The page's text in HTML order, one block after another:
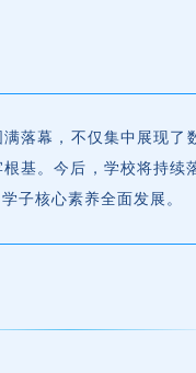
落幕，不仅集中展现
基。今后，学校将持
子核心素养全面发展。